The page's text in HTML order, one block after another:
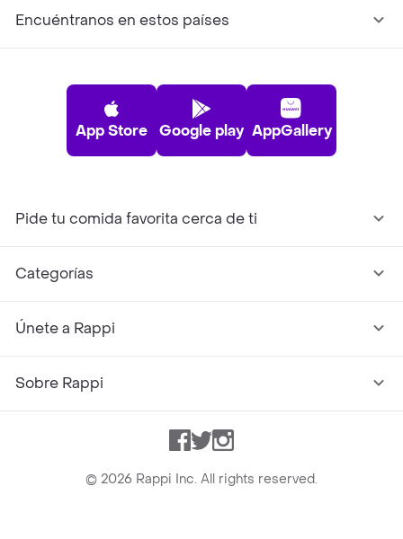
Encuéntranos en estos países
App Store Google play AppGallery
Pide tu comida favorita cerca de ti
Categorías
Únete a Rappi
Sobre Rappi
Facebook
TwitterInstagram
© 2026 Rappi Inc. All rights reserved.